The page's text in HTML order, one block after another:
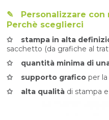
✎ Personalizzare
Perchè sceglierci
✩ stampa in alta
sacchetto (da grafiche al
✩ quantità minima di
✩ supporto graficoper
✩ alta qualità di stampa e